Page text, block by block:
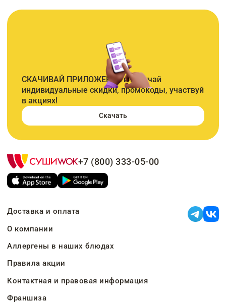
СКАЧИВАЙ ПРИЛОЖЕНИЕ и получай
индивидуальные скидки, промокоды, участвуй
в акциях!
Скачать
+7 (800) 333-05-00
Доставка и оплата
О компании
Аллергены в наших блюдах
Правила акции
Контактная и правовая информация
Франшиза